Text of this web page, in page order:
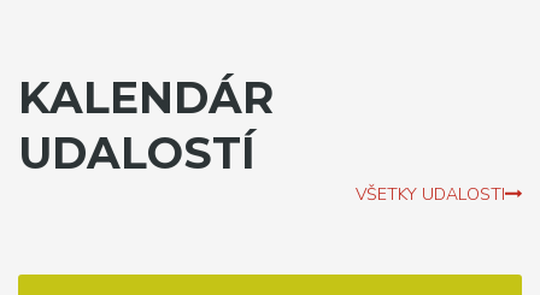
KALENDÁR
UDALOSTÍ
VŠETKY UDALOSTI